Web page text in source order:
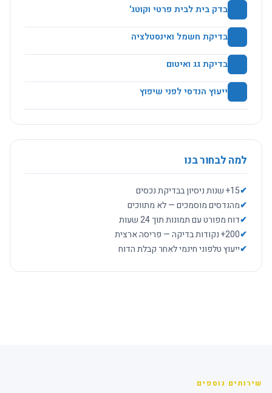
בדק בית לבית פרטי וקוטג'
בדיקת חשמל ואינסטלציה
בדיקת גג ואיטום
ייעוץ הנדסי לפני שיפוץ
למה לבחור בנו
✔15+ שנות ניסיון בבדיקת נכסים
✔מהנדסים מוסמכים — לא מתווכים
✔דוח מפורט עם תמונות תוך 24 שעות
✔200+ נקודות בדיקה — פריסה ארצית
✔ייעוץ טלפוני חינמי לאחר קבלת הדוח
שירותים נוספים